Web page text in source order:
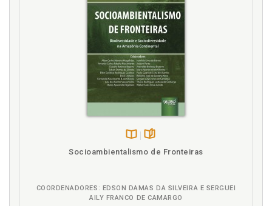
Impactos jurídicos. Orientação pelas conseqüências
e validade, p. 155
Direito ambiental. Destrivialização do direito
Direito ambiental. Programação condicional e
programação finalística, p. 145
Direito ambiental. Riscos e perigos do direito
ambiental trivializado, p. 55
Direito ambiental. Unidade da multiplicidade do
direito ambiental, p. 123
Socioambientalismo de Fronteiras
COORDENADORES: EDSON DAMAS DA SILVEIRA E SERGUEI
AILY FRANCO DE CAMARGO